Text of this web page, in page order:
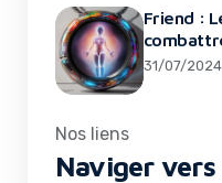
Friend :
31/07/2024
Nos liens
Naviger vers